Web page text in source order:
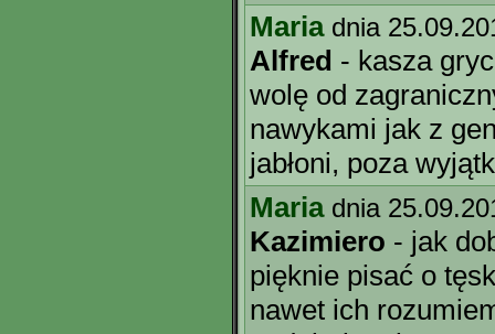
Maria dnia
Alfred - kasza
wolę od
nawykami jak z
jabłoni, poza
Maria dnia
Kazimiero - jak
pięknie pisać o
nawet ich